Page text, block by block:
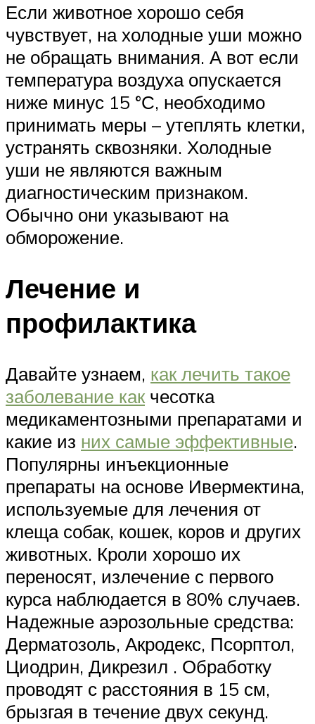
Если животное хорошо себя
чувствует, на холодные уши можно
не обращать внимания. А вот если
температура воздуха опускается
ниже минус 15 °С, необходимо
принимать меры – утеплять клетки,
устранять сквозняки. Холодные
уши не являются важным
диагностическим признаком.
Обычно они указывают на
обморожение.
Лечение и
профилактика
Давайте узнаем, как лечить такое
заболевание как чесотка
медикаментозными препаратами и
какие из них самые эффективные.
Популярны инъекционные
препараты на основе Ивермектина,
используемые для лечения от
клеща собак, кошек, коров и других
животных. Кроли хорошо их
переносят, излечение с первого
курса наблюдается в 80% случаев.
Надежные аэрозольные средства:
Дерматозоль, Акродекс, Псорптол,
Циодрин, Дикрезил . Обработку
проводят с расстояния в 15 см,
брызгая в течение двух секунд.